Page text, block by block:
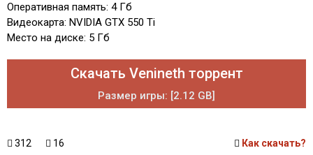
Оперативная память: 4 Гб
Видеокарта: NVIDIA GTX 550 Ti
Место на диске: 5 Гб
Скачать Venineth торрент
Размер игры: [2.12 GB]
312 16 Как скачать?